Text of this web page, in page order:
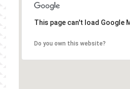
This page can't load Google
Do you own this website?